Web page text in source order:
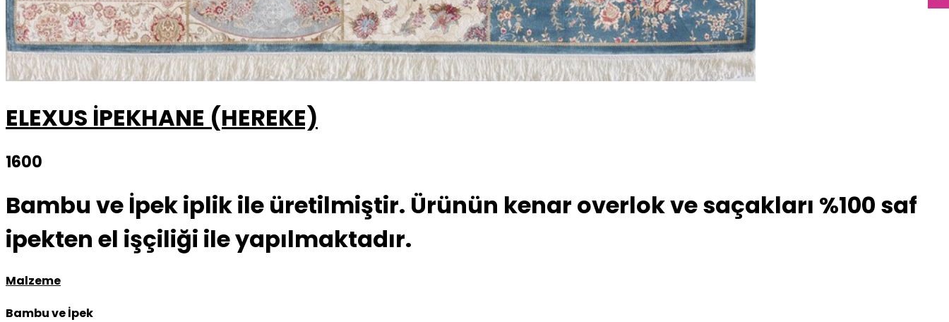
ELEXUS İPEKHANE (HEREKE)
1600
Bambu ve İpek iplik ile üretilmiştir. Ürünün kenar overlok ve saçakları %100 saf
ipekten el işçiliği ile yapılmaktadır.
Malzeme
Bambu ve İpek